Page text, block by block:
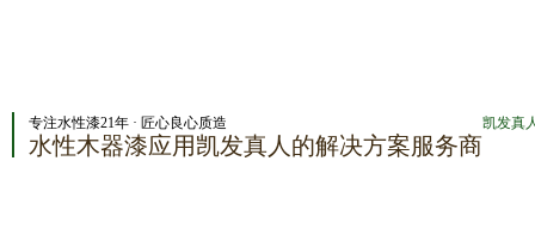
凯发真
专注水性漆21年 · 匠心良心质造
水性木器漆应用凯发真人的解决方案服务商